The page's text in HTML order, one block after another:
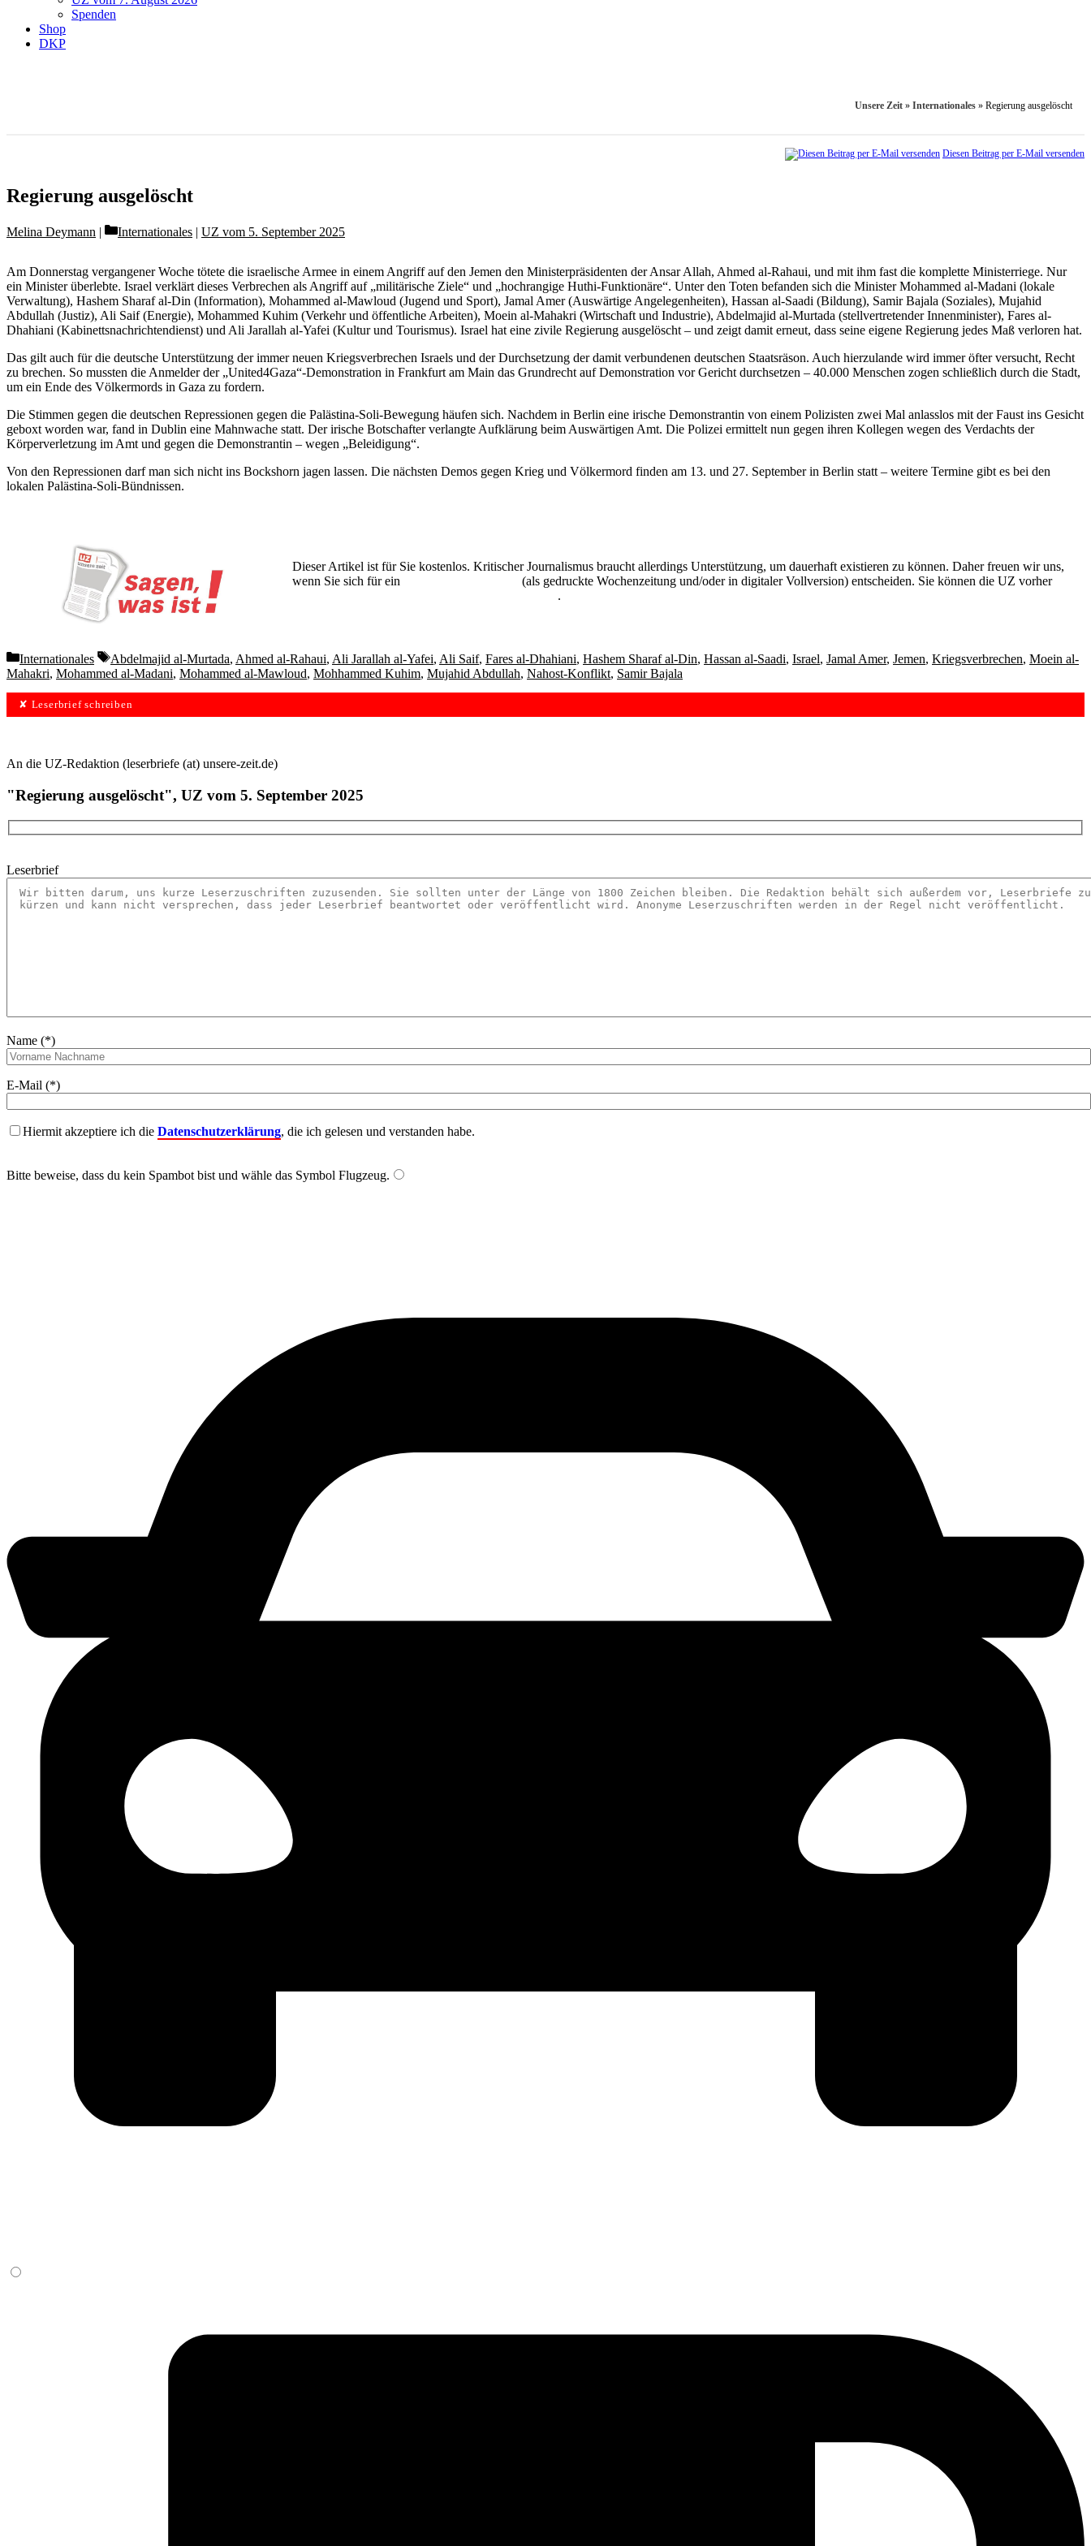
Spenden
Shop
DKP
Unsere Zeit » Internationales » Regierung ausgelöscht
Diesen Beitrag per E-Mail versenden
Regierung ausgelöscht
Melina Deymann Categories
Internationales | UZ vom 5. September 2025
Am Donnerstag vergangener Woche tötete die israelische Armee in einem Angriff auf den Jemen den Ministerpräsidenten der Ansar Allah, Ahmed al-Rahaui, und mit ihm fast die komplette Ministerriege. Nur
ein Minister überlebte. Israel verklärt dieses Verbrechen als Angriff auf „militärische Ziele“ und „hochrangige Huthi-Funktionäre“. Unter den Toten befanden sich die Minister Mohammed al-Madani (lokale
Verwaltung), Hashem Sharaf al-Din (Information), Mohammed al-Mawloud (Jugend und Sport), Jamal Amer (Auswärtige Angelegenheiten), Hassan al-Saadi (Bildung), Samir Bajala (Soziales), Mujahid
Abdullah (Justiz), Ali Saif (Energie), Mohammed Kuhim (Verkehr und öffentliche Arbeiten), Moein al-Mahakri (Wirtschaft und Industrie), Abdelmajid al-Murtada (stellvertretender Innenminister), Fares al-
Dhahiani (Kabinettsnachrichtendienst) und Ali Jarallah al-Yafei (Kultur und Tourismus). Israel hat eine zivile Regierung ausgelöscht – und zeigt damit erneut, dass seine eigene Regierung jedes Maß verloren hat.
Das gilt auch für die deutsche Unterstützung der immer neuen Kriegsverbrechen Israels und der Durchsetzung der damit verbundenen deutschen Staatsräson. Auch hierzulande wird immer öfter versucht, Recht
zu brechen. So mussten die Anmelder der „United4Gaza“-Demonstration in Frankfurt am Main das Grundrecht auf Demonstration vor Gericht durchsetzen – 40.000 Menschen zogen schließlich durch die Stadt,
um ein Ende des Völkermords in Gaza zu fordern.
Die Stimmen gegen die deutschen Repressionen gegen die Palästina-Soli-Bewegung häufen sich. Nachdem in Berlin eine irische Demonstrantin von einem Polizisten zwei Mal anlasslos mit der Faust ins Gesicht
geboxt worden war, fand in Dublin eine Mahnwache statt. Der irische Botschafter verlangte Aufklärung beim Auswärtigen Amt. Die Polizei ermittelt nun gegen ihren Kollegen wegen des Verdachts der
Körperverletzung im Amt und gegen die Demonstrantin – wegen „Beleidigung“.
Von den Repressionen darf man sich nicht ins Bockshorn jagen lassen. Die nächsten Demos gegen Krieg und Völkermord finden am 13. und 27. September in Berlin statt – weitere Termine gibt es bei den
lokalen Palästina-Soli-Bündnissen.
Dieser Artikel ist für Sie kostenlos. Kritischer Journalismus braucht allerdings Unterstützung, um dauerhaft existieren zu können. Daher freuen wir uns,
wenn Sie sich für ein
(als gedruckte Wochenzeitung und/oder in digitaler Vollversion) entscheiden. Sie können die UZ vorher
.
Categories
Internationales Tags
Abdelmajid al-Murtada, Ahmed al-Rahaui, Ali Jarallah al-Yafei, Ali Saif, Fares al-Dhahiani, Hashem Sharaf al-Din, Hassan al-Saadi, Israel, Jamal Amer, Jemen, Kriegsverbrechen, Moein al-
Mahakri, Mohammed al-Madani, Mohammed al-Mawloud, Mohhammed Kuhim, Mujahid Abdullah, Nahost-Konflikt, Samir Bajala
✘ Leserbrief schreiben
An die UZ-Redaktion (leserbriefe (at) unsere-zeit.de)
"Regierung ausgelöscht", UZ vom 5. September 2025
Leserbrief
Name (*)
E-Mail (*)
Hiermit akzeptiere ich die Datenschutzerklärung, die ich gelesen und verstanden habe.
Bitte beweise, dass du kein Spambot bist und wähle das Symbol Flugzeug.